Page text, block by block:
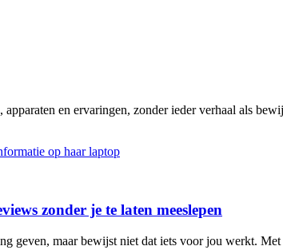
en ervaringen, zonder ieder verhaal als
zonder je te laten meeslepen
geven, maar bewijst niet dat iets voor jou werkt.